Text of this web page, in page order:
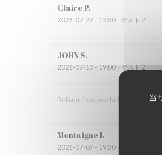
当
ClaireP
2026-07-22 - 12:30 - ゲスト 2
JOHNS
2026-07-10 - 19:00 - ゲスト 2
Brilliant food and brilliant sevice
MontaigneI
2026-07-07 - 19:30 - ゲスト 3